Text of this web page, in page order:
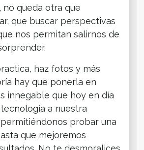
no queda otra que
que buscar perspectivas
nos permitan salirnos de
haz fotos y más
hay que ponerla en
innegable que hoy en día
a nuestra
probar una
que mejoremos